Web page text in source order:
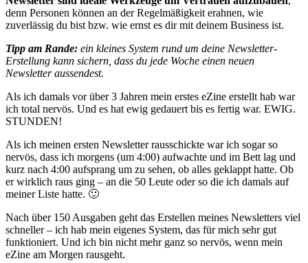
denn Personen können an der Regelmäßigkeit erahnen, wie
zuverlässig du bist bzw. wie ernst es dir mit deinem Business ist.
Tipp am Rande: ein kleines System rund um deine Newsletter-
Erstellung kann sichern, dass du jede Woche einen neuen
Newsletter aussendest.
Als ich damals vor über 3 Jahren mein erstes eZine erstellt hab war
ich total nervös. Und es hat ewig gedauert bis es fertig war. EWIG.
STUNDEN!
Als ich meinen ersten Newsletter rausschickte war ich sogar so
nervös, dass ich morgens (um 4:00) aufwachte und im Bett lag und
kurz nach 4:00 aufsprang um zu sehen, ob alles geklappt hatte. Ob
er wirklich raus ging – an die 50 Leute oder so die ich damals auf
meiner Liste hatte. 🙂
Nach über 150 Ausgaben geht das Erstellen meines Newsletters viel
schneller – ich hab mein eigenes System, das für mich sehr gut
funktioniert. Und ich bin nicht mehr ganz so nervös, wenn mein
eZine am Morgen rausgeht.